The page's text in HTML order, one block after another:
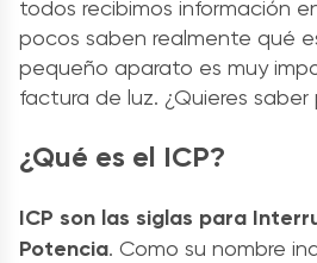
todos recibimos información
pocos saben realmente qué
pequeño aparato es muy
factura de luz. ¿Quieres saber
¿Qué es el ICP?
ICP son las siglas para
Potencia. Como su nombre